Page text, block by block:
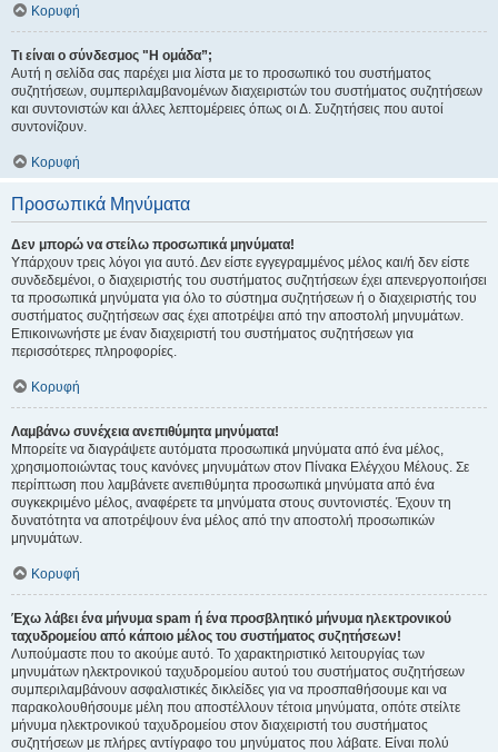
Κορυφή
Τι είναι ο σύνδεσμος "Η ομάδα”;
Αυτή η σελίδα σας παρέχει μια λίστα με το προσωπικό του συστήματος
συζητήσεων, συμπεριλαμβανομένων διαχειριστών του συστήματος συζητήσεων
και συντονιστών και άλλες λεπτομέρειες όπως οι Δ. Συζητήσεις που αυτοί
συντονίζουν.
Κορυφή
Προσωπικά Μηνύματα
Δεν μπορώ να στείλω προσωπικά μηνύματα!
Υπάρχουν τρεις λόγοι για αυτό. Δεν είστε εγγεγραμμένος μέλος και/ή δεν είστε
συνδεδεμένοι, ο διαχειριστής του συστήματος συζητήσεων έχει απενεργοποιήσει
τα προσωπικά μηνύματα για όλο το σύστημα συζητήσεων ή ο διαχειριστής του
συστήματος συζητήσεων σας έχει αποτρέψει από την αποστολή μηνυμάτων.
Επικοινωνήστε με έναν διαχειριστή του συστήματος συζητήσεων για
περισσότερες πληροφορίες.
Κορυφή
Λαμβάνω συνέχεια ανεπιθύμητα μηνύματα!
Μπορείτε να διαγράψετε αυτόματα προσωπικά μηνύματα από ένα μέλος,
χρησιμοποιώντας τους κανόνες μηνυμάτων στον Πίνακα Ελέγχου Μέλους. Σε
περίπτωση που λαμβάνετε ανεπιθύμητα προσωπικά μηνύματα από ένα
συγκεκριμένο μέλος, αναφέρετε τα μηνύματα στους συντονιστές. Έχουν τη
δυνατότητα να αποτρέψουν ένα μέλος από την αποστολή προσωπικών
μηνυμάτων.
Κορυφή
Έχω λάβει ένα μήνυμα spam ή ένα προσβλητικό μήνυμα ηλεκτρονικού
ταχυδρομείου από κάποιο μέλος του συστήματος συζητήσεων!
Λυπούμαστε που το ακούμε αυτό. Το χαρακτηριστικό λειτουργίας των
μηνυμάτων ηλεκτρονικού ταχυδρομείου αυτού του συστήματος συζητήσεων
συμπεριλαμβάνουν ασφαλιστικές δικλείδες για να προσπαθήσουμε και να
παρακολουθήσουμε μέλη που αποστέλλουν τέτοια μηνύματα, οπότε στείλτε
μήνυμα ηλεκτρονικού ταχυδρομείου στον διαχειριστή του συστήματος
συζητήσεων με πλήρες αντίγραφο του μηνύματος που λάβατε. Είναι πολύ